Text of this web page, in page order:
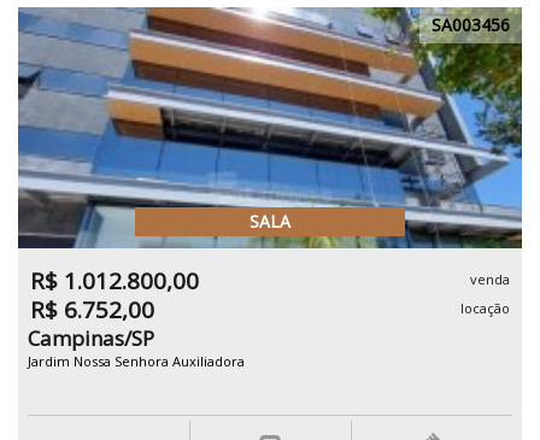
SA003456
SALA
R$ 1.012.800,00 venda
R$ 6.752,00 locação
Campinas/SP
Jardim Nossa Senhora Auxiliadora